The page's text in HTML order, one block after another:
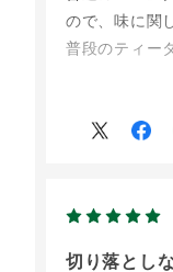
ので、味に関
普段のティー
素材で安心し
して食べたら
切り落とし